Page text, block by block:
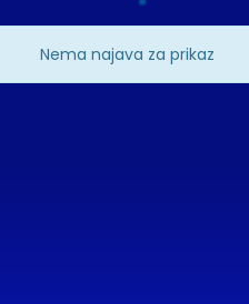
Nema najava za prikaz